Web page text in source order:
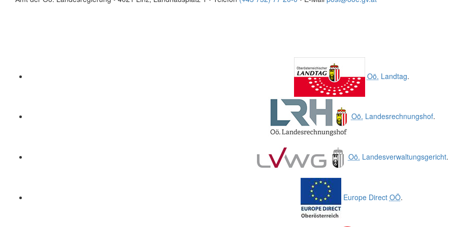
Oö. Landtag.
Oö. Landesrechnungshof.
Oö. Landesverwaltungsgericht.
Europe Direct OÖ.